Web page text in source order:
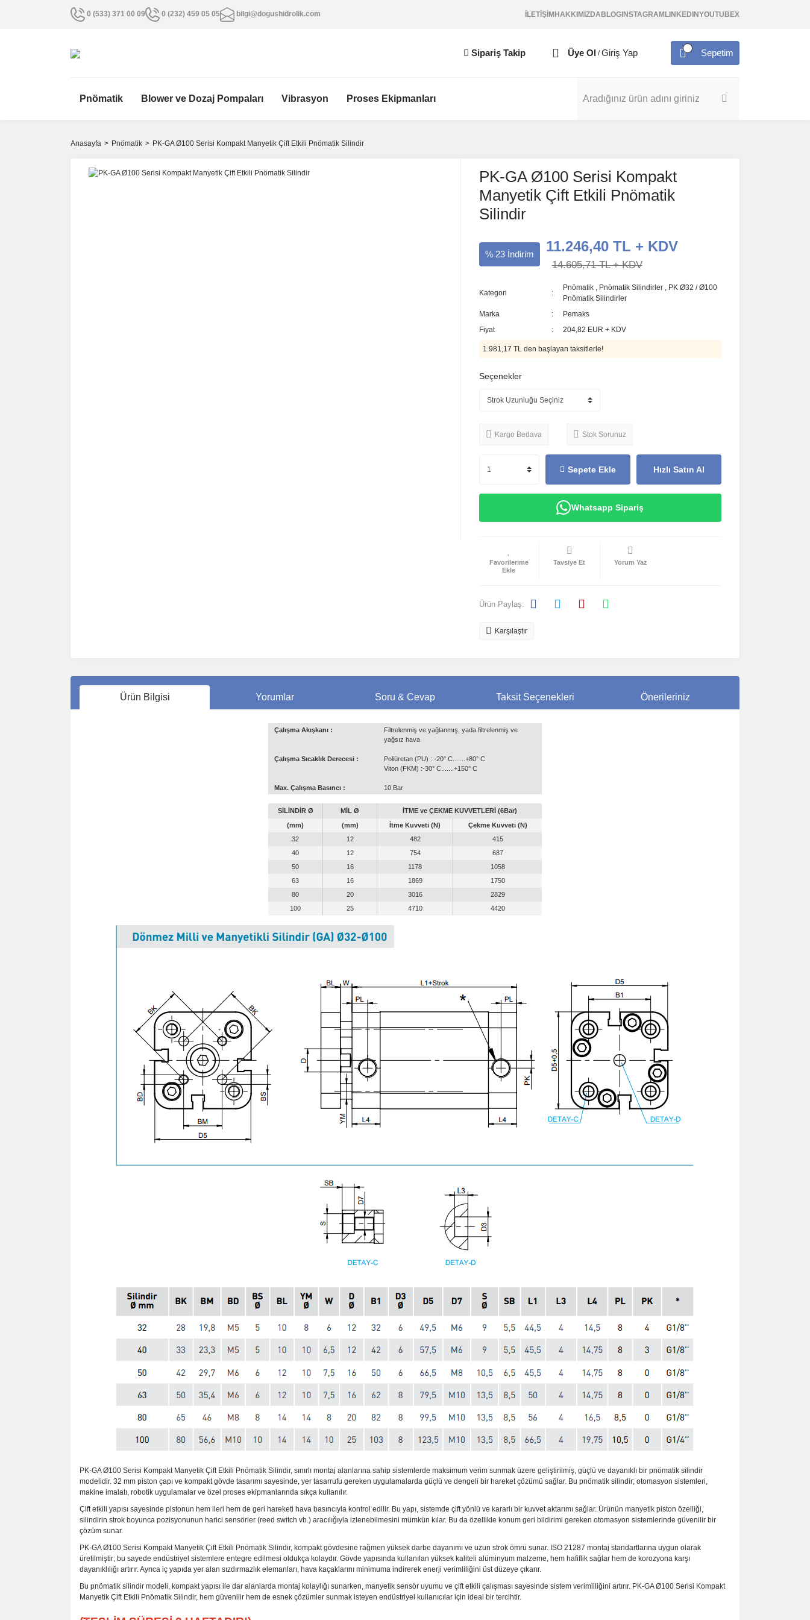
0 (533) 371 00 09 0 (232) 459 05 05 bilgi@dogushidrolik.com İLETİŞİM HAKKIMIZDA BLOG INSTAGRAM LINKEDINYOUTUBEX
Sipariş Takip Üye Ol / Giriş Yap Sepetim
Pnömatik Blower ve Dozaj Pompaları Vibrasyon Proses Ekipmanları
Anasayfa Pnömatik PK-GA Ø100 Serisi Kompakt Manyetik Çift Etkili Pnömatik Silindir
PK-GA Ø100 Serisi Kompakt
Manyetik Çift Etkili Pnömatik
Silindir
% 23 İndirim 11.246,40 TL + KDV
14.605,71 TL + KDV
Kategori
Pnömatik , Pnömatik Silindirler , PK Ø32 / Ø100
Pnömatik Silindirler
Marka
Pemaks
Fiyat
204,82 EUR + KDV
1.981,17 TL den başlayan taksitlerle!
Seçenekler
Kargo Bedava Stok Sorunuz
Sepete Ekle Hızlı Satın Al
Whatsapp Sipariş
Tavsiye Et Yorum Yaz
Ürün Paylaş:
Karşılaştır
Ürün Bilgisi Yorumlar Soru & Cevap Taksit Seçenekleri Önerileriniz
Çalışma Akışkanı :
Filtrelenmiş ve yağlanmış, yada filtrelenmiş ve
yağsız hava
Çalışma Sıcaklık Derecesi :
Poliüretan (PU) : -20° C.......+80° C
Viton (FKM) :-30° C.......+150° C
Max. Çalışma Basıncı : 10 Bar
SİLİNDİR Ø MİL Ø
İTME ve ÇEKME KUVVETLERİ (6Bar)
(mm)
(mm) İtme Kuvveti (N)
Çekme Kuvveti (N)
32
12 482
415
40
12 754
687
50
16 1178
1058
63
16 1869
1750
80
20 3016
2829
100
25 4710 4420
PK-GA Ø100 Serisi Kompakt Manyetik Çift Etkili Pnömatik Silindir, sınırlı montaj alanlarına sahip sistemlerde maksimum verim sunmak üzere geliştirilmiş, güçlü ve dayanıklı bir pnömatik silindir
modelidir. 32 mm piston çapı ve kompakt gövde tasarımı sayesinde, yer tasarrufu gereken uygulamalarda güçlü ve dengeli bir hareket çözümü sağlar. Bu pnömatik silindir; otomasyon sistemleri,
makine imalatı, robotik uygulamalar ve özel proses ekipmanlarında sıkça kullanılır.
Çift etkili yapısı sayesinde pistonun hem ileri hem de geri hareketi hava basıncıyla kontrol edilir. Bu yapı, sistemde çift yönlü ve kararlı bir kuvvet aktarımı sağlar. Ürünün manyetik piston özelliği,
silindirin strok boyunca pozisyonunun harici sensörler (reed switch vb.) aracılığıyla izlenebilmesini mümkün kılar. Bu da özellikle konum geri bildirimi gereken otomasyon sistemlerinde güvenilir bir
çözüm sunar.
PK-GA Ø100 Serisi Kompakt Manyetik Çift Etkili Pnömatik Silindir, kompakt gövdesine rağmen yüksek darbe dayanımı ve uzun strok ömrü sunar. ISO 21287 montaj standartlarına uygun olarak
üretilmiştir; bu sayede endüstriyel sistemlere entegre edilmesi oldukça kolaydır. Gövde yapısında kullanılan yüksek kaliteli alüminyum malzeme, hem hafiflik sağlar hem de korozyona karşı
dayanıklılığı artırır. Ayrıca iç yapıda yer alan sızdırmazlık elemanları, hava kaçaklarını minimuma indirerek enerji verimliliğini üst düzeye çıkarır.
Bu pnömatik silindir modeli, kompakt yapısı ile dar alanlarda montaj kolaylığı sunarken, manyetik sensör uyumu ve çift etkili çalışması sayesinde sistem verimliliğini artırır. PK-GA Ø100 Serisi Kompakt
Manyetik Çift Etkili Pnömatik Silindir, hem güvenilir hem de esnek çözümler sunmak isteyen endüstriyel kullanıcılar için ideal bir tercihtir.